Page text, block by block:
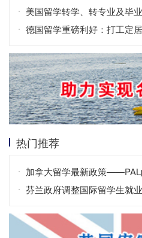
美国留学转学、转专业及毕
德国留学重磅利好：打工定
热门推荐
加拿大留学最新政策——PAL
芬兰政府调整国际留学生就